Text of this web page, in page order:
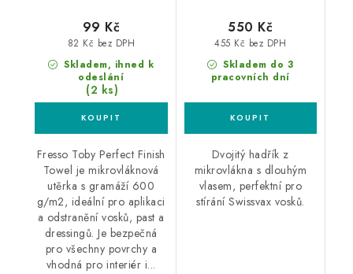
Skladem, ihned k
odeslání
(2 ks)
82 Kč bez DPH
99 Kč
Fresso Toby Perfect Finish
Towel je mikrovláknová
utěrka s gramáží 600
g/m2, ideální pro aplikaci
a odstranění vosků, past a
dressingů. Je bezpečná
pro všechny povrchy a
vhodná pro interiér i...
Skladem do 3
pracovních dní
455 Kč bez DPH
550 Kč
Dvojitý hadřík z
mikrovlákna s dlouhým
vlasem, perfektní pro
stírání Swissvax vosků.